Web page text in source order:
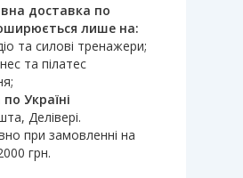
доставка по
лише на:
та силові тренажери;
та пілатес
Україні
Делівері.
при замовленні на
грн.